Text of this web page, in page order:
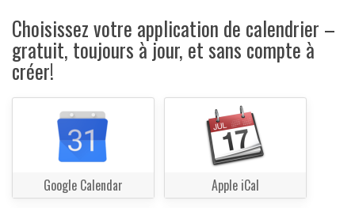
Choisissez votre application de calendrier –
gratuit, toujours à jour, et sans compte à
créer!
Google Calendar Apple iCal